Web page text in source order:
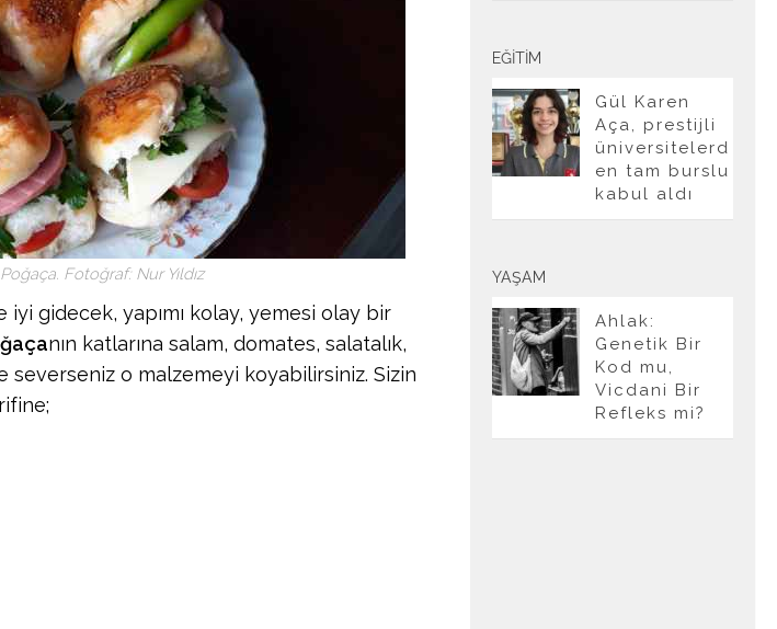
Fotoğraf: Nur Yıldız
iyi gidecek, yapımı kolay, yemesi olay bir
nın katlarına salam, domates, salatalık,
severseniz o malzemeyi koyabilirsiniz. Sizin
EĞITIM
Gül Karen
Aça, prestijli
üniversitelerd
en tam burslu
kabul aldı
YAŞAM
Ahlak:
Genetik Bir
Kod mu,
Vicdani Bir
Refleks mi?